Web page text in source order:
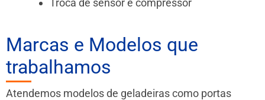
Troca de sensor e compressor
Marcas e Modelos que
trabalhamos
Atendemos modelos de geladeiras como portas